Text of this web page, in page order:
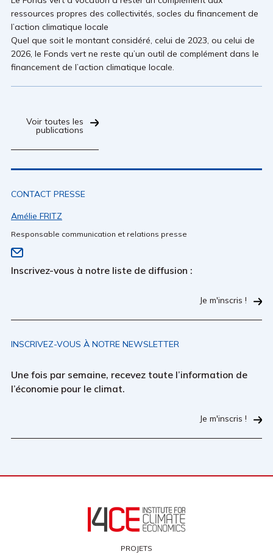
ressources propres des collectivités, socles du financement de
l’action climatique locale
Quel que soit le montant considéré, celui de 2023, ou celui de
2026, le Fonds vert ne reste qu’un outil de complément dans le
financement de l’action climatique locale.
Voir toutes les
publications
CONTACT PRESSE
Amélie FRITZ
Responsable communication et relations presse
Inscrivez-vous à notre liste de diffusion :
Je m'inscris !
INSCRIVEZ-VOUS À NOTRE NEWSLETTER
Une fois par semaine, recevez toute l’information de
l’économie pour le climat.
Je m'inscris !
PROJETS